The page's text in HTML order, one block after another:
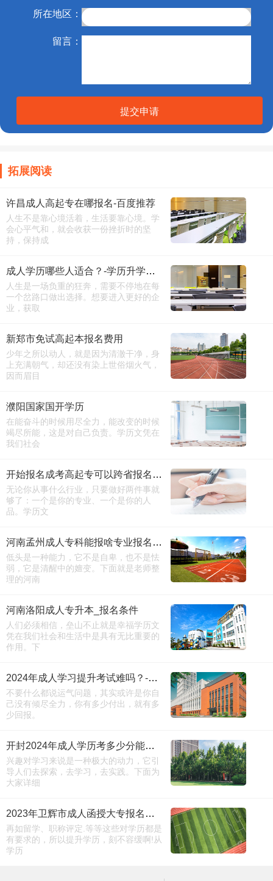
所在地区：
留言：
提交申请
拓展阅读
许昌成人高起专在哪报名-百度推荐
人生不是靠心境活着，生活要靠心境。学
会心平气和，就会收获一份挫折时的坚
持，保持成
成人学历哪些人适合？-学历升学咨询
人生是一场负重的狂奔，需要不停地在每
一个岔路口做出选择。想要进入更好的企
业，获取
新郑市免试高起本报名费用
少年之所以动人，就是因为清澈干净，身
上充满朝气，却还没有染上世俗烟火气，
因而眉目
濮阳国家国开学历
在能奋斗的时候用尽全力，能改变的时候
竭尽所能，这是对自己负责。学历文凭在
我们社会
开始报名成考高起专可以跨省报名吗（详细版）
无论你从事什么行业，只要做好两件事就
够了：一个是你的专业、一个是你的人
品。学历文
河南孟州成人专科能报啥专业报名电话
低头是一种能力，它不是自卑，也不是怯
弱，它是清醒中的嬗变。下面就是老师整
理的河南
河南洛阳成人专升本_报名条件
人们必须相信，垒山不止就是幸福学历文
凭在我们社会和生活中是具有无比重要的
作用。下
2024年成人学习提升考试难吗？-报考中心
不要什么都说运气问题，其实或许是你自
己没有倾尽全力，你有多少付出，就有多
少回报。
开封2024年成人学历考多少分能录取（招生办）
兴趣对学习来说是一种极大的动力，它引
导人们去探索，去学习，去实践。下面为
大家详细
2023年卫辉市成人函授大专报名时间-报名入口
再如留学、职称评定.等等这些对学历都是
有要求的，所以提升学历，刻不容缓啊!从
学历